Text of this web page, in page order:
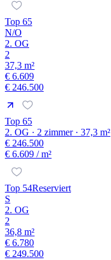
Top 65
N/O
2. OG
2
37,3 m²
€ 6.609
€ 246.500
Top 65
2. OG · 2 zimmer · 37,3 m²
€ 246.500
€ 6.609 / m²
Top 54Reserviert
S
2. OG
2
36,8 m²
€ 6.780
€ 249.500